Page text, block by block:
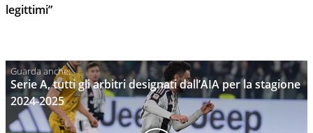
legittimi”
Serie A, tutti gli arbitri designati dall’AIA per la stagione
2024-2025